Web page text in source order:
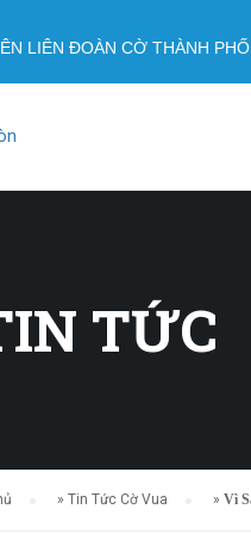
LIÊN ĐOÀN CỜ THÀNH
TỨC
» Tin Tức Cờ Vua » Vì